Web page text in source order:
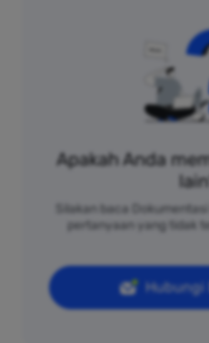
Apakah Anda
Silakan baca
pertanyaan yang tidak
Hubungi